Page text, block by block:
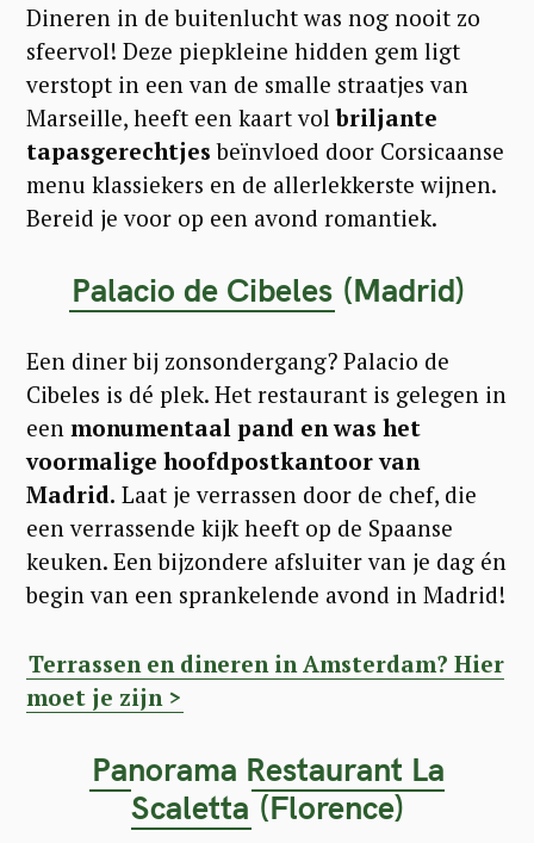
Dineren in de buitenlucht was nog nooit zo
sfeervol! Deze piepkleine hidden gem ligt
verstopt in een van de smalle straatjes van
Marseille, heeft een kaart volbriljante
tapasgerechtjes beïnvloed door Corsicaanse
menu klassiekers en de allerlekkerste wijnen.
Bereid je voor op een avond romantiek.
Palacio de Cibeles (Madrid)
Een diner bij zonsondergang? Palacio de
Cibeles is dé plek. Het restaurant is gelegen in
een monumentaal pand en was het
voormalige hoofdpostkantoor van
Madrid. Laat je verrassen door de chef, die
een verrassende kijk heeft op de Spaanse
keuken. Een bijzondere afsluiter van je dag én
begin van een sprankelende avond in Madrid!
Terrassen en dineren in Amsterdam? Hier
moet je zijn >
Panorama Restaurant La
Scaletta (Florence)
S
e
a
c